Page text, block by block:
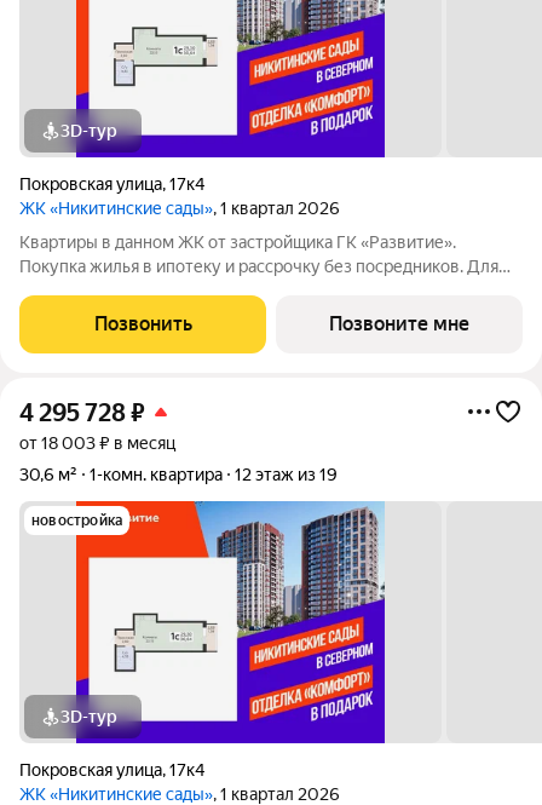
3D-тур
Покровская улица,17к4
ЖК «Никитинские сады», 1 квартал 2026
Квартиры в данном ЖК от застройщика ГК «Развитие».
Покупка жилья в ипотеку и рассрочку без посредников. Для
обращайтесь в отдел продаж застройщика.
Позвонить Позвоните мне
4 295 728₽
от 18 003 ₽ в месяц
30,6 м²
1-комн. квартира 12 этаж из 19
новостройка
3D-тур
Покровская улица,17к4
ЖК «Никитинские сады», 1 квартал 2026